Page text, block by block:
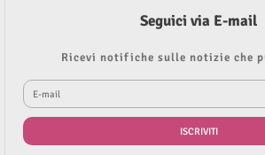
Seguici via E-mail
Ricevi notifiche sulle notizie che